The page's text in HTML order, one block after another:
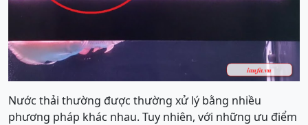
Nước thải thường được thường xử lý bằng nhiều
phương pháp khác nhau. Tuy nhiên, với những ưu điểm